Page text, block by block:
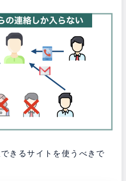
きるサイトを使うべきで